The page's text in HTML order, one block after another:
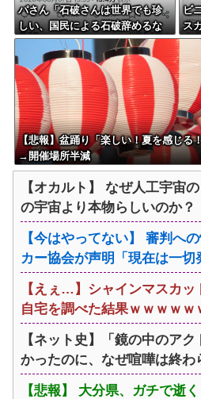
パさん「石破さんは世界でも珍
しい、国民による石破辞めるな
デモが自然発生した総理大臣で
す」
ビ
ス
男
【悲報】盆踊り「楽しい！夏を感じる
→開催場所半減
【オカルト】 なぜ人工宇宙
の宇宙より本物らしいのか？
【今はやってない】 審判へ
カー協会が声明「現在は一切
【えぇ…】シャインマスカ
自宅を調べた結果ｗｗｗｗｗ
【ネット史】「鏡の中のア
かったのに、なぜ喧嘩は終わ
【悲報】 大分県、ガチで逝